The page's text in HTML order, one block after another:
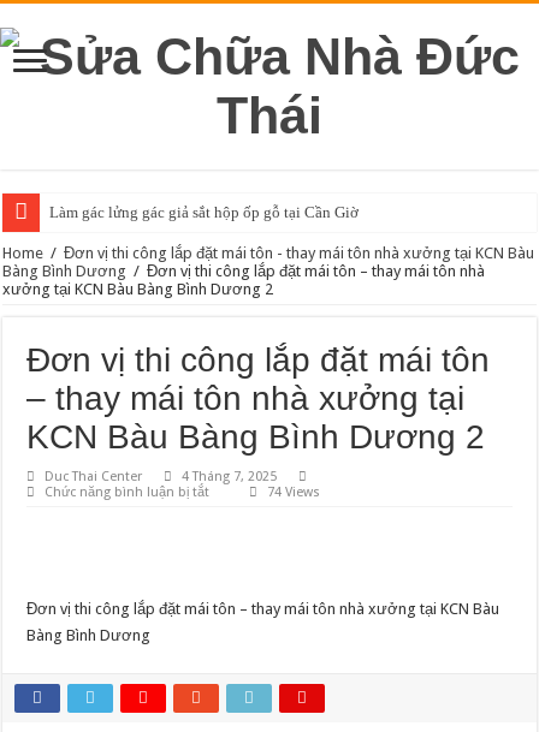
Làm gác lửng gác giả sắt hộp ốp gỗ tại Cần Giờ
Làm gác lửng gác giả sắt hộp ốp gỗ tại Củ Chi
Làm gác lửng gác giả sắt hộp ốp gỗ tại Quận Tân Phú
Làm gác lửng gác giả sắt hộp ốp gỗ tại Quận Tân Bình
Làm gác lửng gác giả sắt hộp ốp gỗ tại Quận Gò Vấp
Làm gác lửng gác giả sắt hộp ốp gỗ tại Quận Bình Thạnh
Làm gác lửng gác giả sắt hộp ốp gỗ tại Bình Chánh
Home / Đơn vị thi công lắp đặt mái tôn - thay mái tôn nhà xưởng tại KCN Bàu
Bàng Bình Dương / Đơn vị thi công lắp đặt mái tôn – thay mái tôn nhà
xưởng tại KCN Bàu Bàng Bình Dương 2
Đơn vị thi công lắp đặt mái tôn
– thay mái tôn nhà xưởng tại
KCN Bàu Bàng Bình Dương 2
Duc Thai Center
4 Tháng 7, 2025
Chức năng bình luận bị tắtở
mái
tôn
xưởng
74 Views
Đơn vị thi công lắp đặt mái tôn – thay mái tôn nhà xưởng tại KCN Bàu
Bàng Bình Dương